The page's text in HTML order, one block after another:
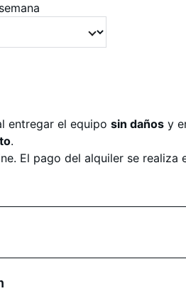
entregar el equipo sin daños y
.
El pago del alquiler se realiza